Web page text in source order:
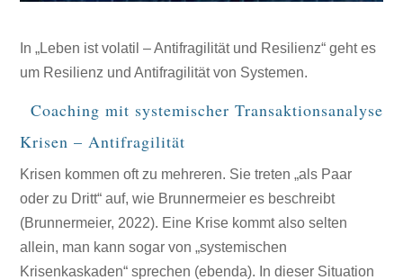
In „Leben ist volatil – Antifragilität und Resilienz“ geht es
um Resilienz und Antifragilität von Systemen.
Coaching mit systemischer Transaktionsanalyse
Krisen – Antifragilität
Krisen kommen oft zu mehreren. Sie treten „als Paar
oder zu Dritt“ auf, wie Brunnermeier es beschreibt
(Brunnermeier, 2022). Eine Krise kommt also selten
allein, man kann sogar von „systemischen
Krisenkaskaden“ sprechen (ebenda). In dieser Situation